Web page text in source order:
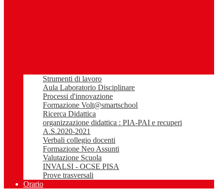
Strumenti di lavoro
Aula Laboratorio Disciplinare
Processi d'innovazione
Formazione Volt@smartschool
Ricerca Didattica
organizzazione didattica : PIA-PAI e recuperi
A.S.2020-2021
Verbali collegio docenti
Formazione Neo Assunti
Valutazione Scuola
INVALSI - OCSE PISA
Prove trasversali
Orario